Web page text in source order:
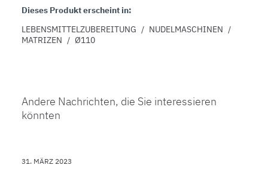
Dieses Produkt erscheint in:
LEBENSMITTELZUBEREITUNG / NUDELMASCHINEN /
MATRIZEN / Ø110
Andere Nachrichten, die Sie interessieren
könnten
31. MÄRZ 2023